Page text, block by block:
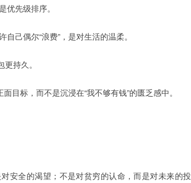
优先级排序。
己偶尔“浪费”，是对生活的温柔。
持久。
目标，而不是沉浸在“我不够有钱”的匮乏感中。
安全的渴望；不是对贫穷的认命，而是对未来的投